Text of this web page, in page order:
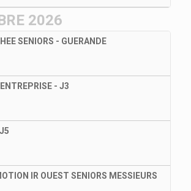
2026
SENIORS - GUERANDE
- J3
IR OUEST SENIORS MESSIEURS